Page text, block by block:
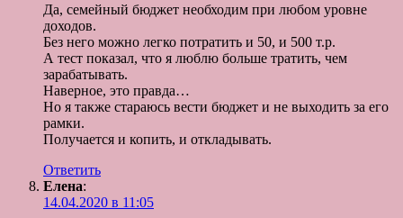
Да, семейный бюджет необходим при любом уровне
доходов.
Без него можно легко потратить и 50, и 500 т.р.
А тест показал, что я люблю больше тратить, чем
зарабатывать.
Наверное, это правда…
Но я также стараюсь вести бюджет и не выходить за его
рамки.
Получается и копить, и откладывать.
Ответить
Елена:
14.04.2020 в 11:05